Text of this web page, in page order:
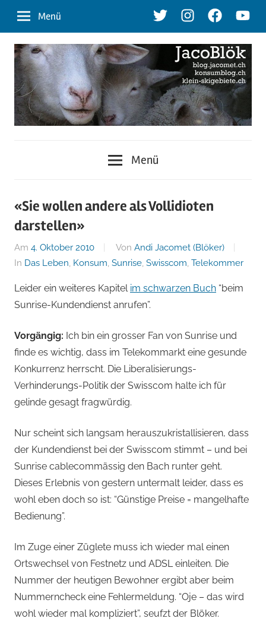
Inhalt
TwitterInstagramFacebook
Menü
der
Blog
von
Andi
Jacomet
klein-
Menü
«Sie wollen andere als Vollidioten
darstellen»
Am 4. Oktober 2010 Von Andi Jacomet (Blöker)
In Das Leben, Konsum, Sunrise, Swisscom, Telekommer
Leider ein weiteres Kapitel im schwarzen Buch “beim
Sunrise-Kundendienst anrufen”.
Vorgängig: Ich bin ein grosser Fan von Sunrise und
finde es wichtig, dass im Telekommarkt eine gesunde
Konkurrenz herrscht. Die Liberalisierungs-
Verhinderungs-Politik der Swisscom halte ich für
gelinde gesagt fragwürdig.
Nur scheint sich langsam herauszukristallisieren, dass
der Kundendienst bei der Swisscom stimmt – und bei
Sunrise cablecommässig den Bach runter geht.
Dieses Erlebnis von gestern untermalt leider, dass es
wohl eben doch so ist: “Günstige Preise = mangelhafte
Bedienung”.
Im Zuge einer Züglete muss ich wieder mal einen
Ortswechsel von Festnetz und ADSL einleiten. Die
Nummer der heutigen Bewohner ergibt aber beim
Nummerncheck eine Fehlermeldung. “Oje – das wird
wohl wieder mal kompliziert”, seufzt der Blöker.